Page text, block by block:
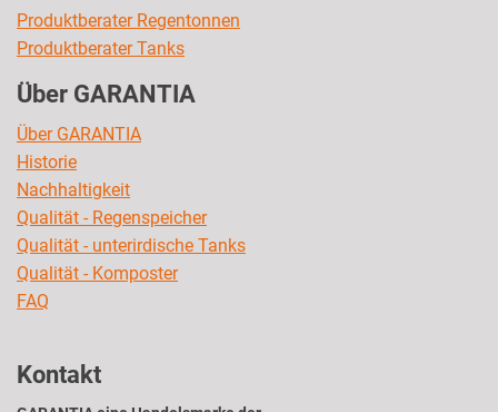
Produktberater Regentonnen
Produktberater Tanks
Über GARANTIA
Über GARANTIA
Historie
Nachhaltigkeit
Qualität - Regenspeicher
Qualität - unterirdische Tanks
Qualität - Komposter
FAQ
Kontakt